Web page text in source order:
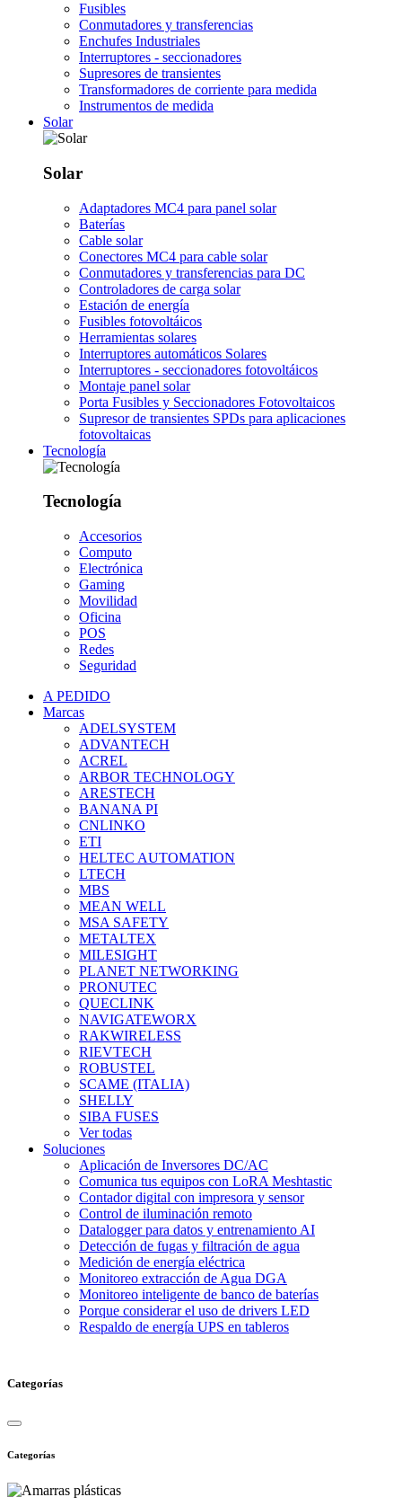
Fusibles
Conmutadores y transferencias
Enchufes Industriales
Interruptores - seccionadores
Supresores de transientes
Transformadores de corriente para medida
Instrumentos de medida
Solar
Solar
Adaptadores MC4 para panel solar
Baterías
Cable solar
Conectores MC4 para cable solar
Conmutadores y transferencias para DC
Controladores de carga solar
Estación de energía
Fusibles fotovoltáicos
Herramientas solares
Interruptores automáticos Solares
Interruptores - seccionadores fotovoltáicos
Montaje panel solar
Porta Fusibles y Seccionadores Fotovoltaicos
Supresor de transientes SPDs para aplicaciones
fotovoltaicas
Tecnología
Tecnología
Accesorios
Computo
Electrónica
Gaming
Movilidad
Oficina
POS
Redes
Seguridad
A PEDIDO
Marcas
ADELSYSTEM
ADVANTECH
ACREL
ARBOR TECHNOLOGY
ARESTECH
BANANA PI
CNLINKO
ETI
HELTEC AUTOMATION
LTECH
MBS
MEAN WELL
MSA SAFETY
METALTEX
MILESIGHT
PLANET NETWORKING
PRONUTEC
QUECLINK
NAVIGATEWORX
RAKWIRELESS
RIEVTECH
ROBUSTEL
SCAME (ITALIA)
SHELLY
SIBA FUSES
Ver todas
Soluciones
Aplicación de Inversores DC/AC
Comunica tus equipos con LoRA Meshtastic
Contador digital con impresora y sensor
Control de iluminación remoto
Datalogger para datos y entrenamiento AI
Detección de fugas y filtración de agua
Medición de energía eléctrica
Monitoreo extracción de Agua DGA
Monitoreo inteligente de banco de baterías
Porque considerar el uso de drivers LED
Respaldo de energía UPS en tableros
Categorías
Categorías